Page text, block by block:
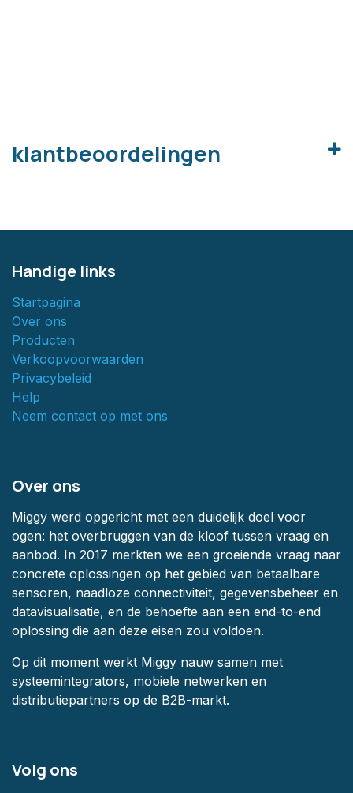
klantbeoordelingen
Handige links
Startpagina
Over ons
Producten
Verkoopvoorwaarden
Privacybeleid
Help
Neem contact op met ons
Over ons
Miggy werd opgericht met een duidelijk doel voor
ogen: het overbruggen van de kloof tussen vraag en
aanbod. In 2017 merkten we een groeiende vraag naar
concrete oplossingen op het gebied van betaalbare
sensoren, naadloze connectiviteit, gegevensbeheer en
datavisualisatie, en de behoefte aan een end-to-end
oplossing die aan deze eisen zou voldoen.
Op dit moment werkt Miggy nauw samen met
systeemintegrators, mobiele netwerken en
distributiepartners op de B2B-markt.
Volg ons